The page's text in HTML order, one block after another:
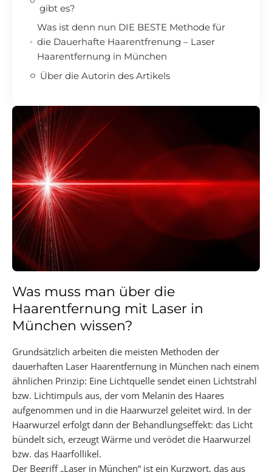
gibt es?
Was ist denn nun DIE BESTE Methode für
die Dauerhafte Haarentfrenung – Laser
Haarentfernung in München
Über die Autorin des Artikels
Was muss man über die
Haarentfernung mit Laser in
München wissen?
Grundsätzlich arbeiten die meisten Methoden der
dauerhaften Laser Haarentfernung in München nach einem
ähnlichen Prinzip: Eine Lichtquelle sendet einen Lichtstrahl
bzw. Lichtimpuls aus, der vom Melanin des Haares
aufgenommen und in die Haarwurzel geleitet wird. In der
Haarwurzel erfolgt dann der Behandlungseffekt: das Licht
bündelt sich, erzeugt Wärme und verödet die Haarwurzel
bzw. das Haarfollikel.
Der Begriff „Laser in München“ ist ein Kurzwort, das aus